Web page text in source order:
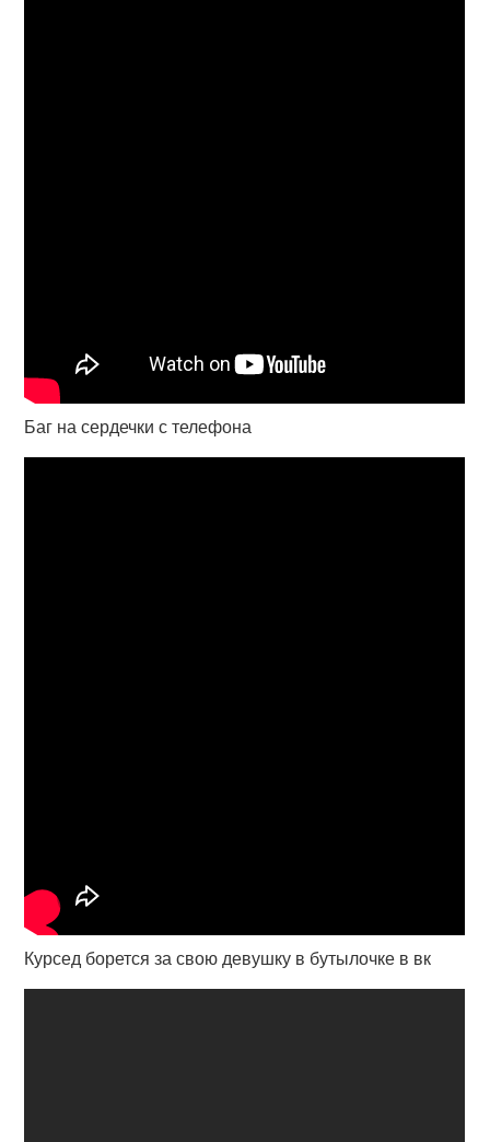
Баг на сердечки с телефона
Курсед борется за свою девушку в бутылочке в вк